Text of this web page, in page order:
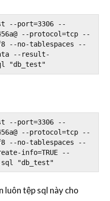
--port=3306 --
--protocol=tcp --
--no-tablespaces --
--result-
"db_test"
--port=3306 --
--protocol=tcp --
--no-tablespaces --
info=TRUE --
"db_test"
luôn tệp sql này cho